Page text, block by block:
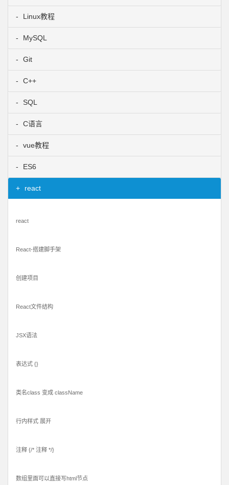
Linux教程
MySQL
Git
C++
SQL
C语言
vue教程
ES6
react
react
React-搭建脚手架
创建项目
React文件结构
JSX语法
表达式 {}
类名class 变成 className
行内样式 展开
注释 {/* 注释 */}
数组里面可以直接写html节点